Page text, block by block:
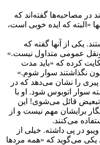
در مصاحبه‌ها گفته‌اند که
«البته که ایده خوبی است،
یکی از آنها گفته که
عمومی متداول نیست.»
کرده که «باید مدت
نگذاشتند سوار شوم.»
را نشان می‌دهد که در
سوار اتوبوس شود. او با
تبعیض قائل می‌شوی! این
برایشان مهم نیست و از
می‌کنند.
در پی داشته. خیلی از
یکی می‌گوید که «همه مردها